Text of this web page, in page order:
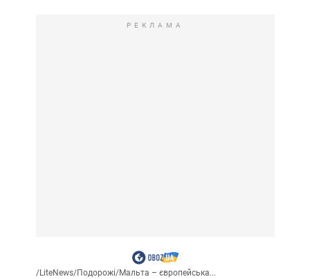
РЕКЛАМА
/LiteNews/Подорожі/Мальта – європейська...